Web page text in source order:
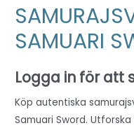
SAMUARI
Logga in för att
Köp autentiska
Samuari Sword.